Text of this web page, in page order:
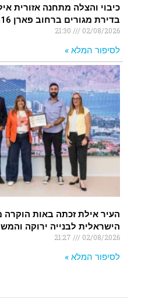
כיבוי והצלה מתחנה אזורית
בדירת מגורים ברחוב פארן 616 באילת.
02/08/2026
לסיפור המלא »
העיר אילת זכתה באות
הישראלית לבנייה ירוקה
02/08/2026
לסיפור המלא »